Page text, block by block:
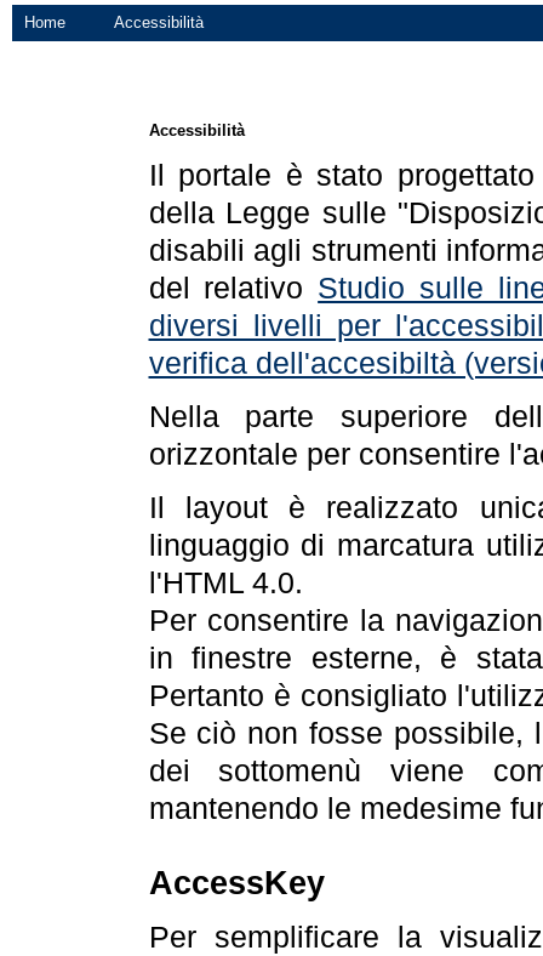
Home Accessibilità
Accessibilità
Il portale è stato
della Legge sulle
disabili agli strumenti
del relativo Studio sulle
diversi livelli per
verifica dell'accesibiltà
Nella parte superiore
orizzontale per consentire
Il layout è realizzato
linguaggio di marcatura
l'HTML 4.0.
Per consentire la
in finestre esterne, è
Pertanto è consigliato
Se ciò non fosse possibile,
dei sottomenù viene
mantenendo le medesime
AccessKey
Per semplificare la